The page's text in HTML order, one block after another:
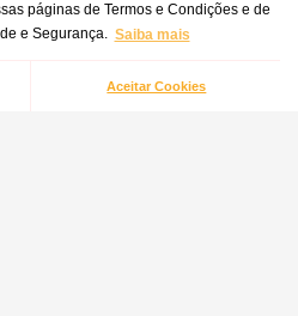
páginas de Termos e Condições e de
e Segurança. Saiba mais
Aceitar Cookies
de Detergente WAP Snow Foam
todos os dias da semana -